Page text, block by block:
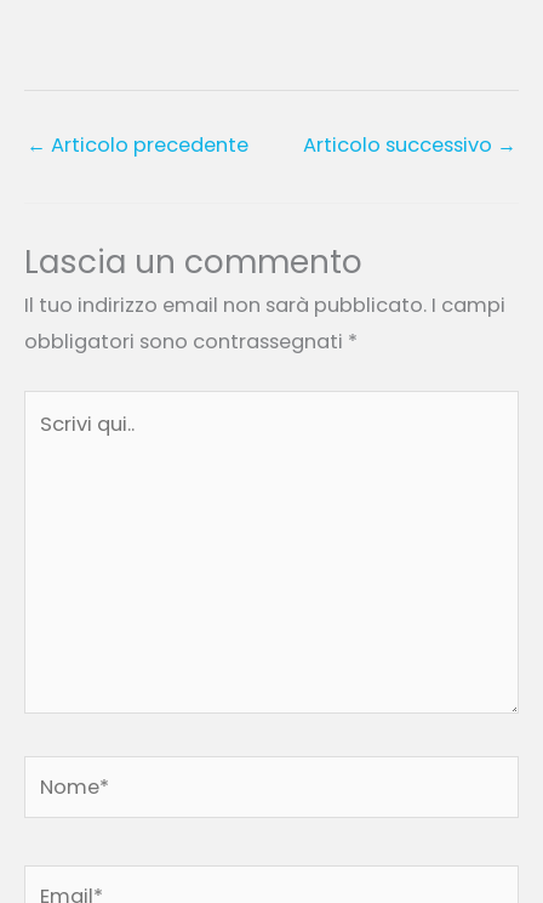
← Articolo precedente Articolo successivo →
Lascia un commento
Il tuo indirizzo email non sarà pubblicato. I campi
obbligatori sono contrassegnati *
Email*